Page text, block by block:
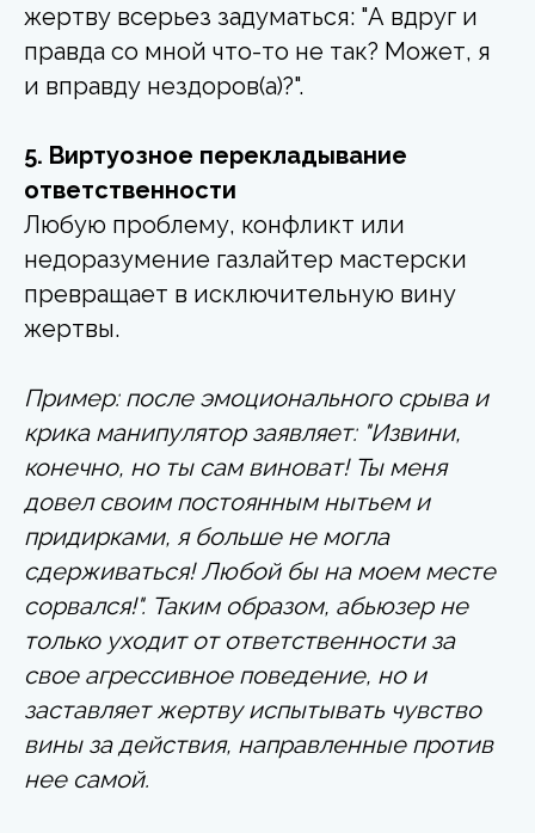
жертву всерьез задуматься: "А вдруг и
правда со мной что-то не так? Может, я
и вправду нездоров(а)?".
5. Виртуозное перекладывание
ответственности
Любую проблему, конфликт или
недоразумение газлайтер мастерски
превращает в исключительную вину
жертвы.
Пример: после эмоционального срыва и
крика манипулятор заявляет: "Извини,
конечно, но ты сам виноват! Ты меня
довел своим постоянным нытьем и
придирками, я больше не могла
сдерживаться! Любой бы на моем месте
сорвался!". Таким образом, абьюзер не
только уходит от ответственности за
свое агрессивное поведение, но и
заставляет жертву испытывать чувство
вины за действия, направленные против
нее самой.